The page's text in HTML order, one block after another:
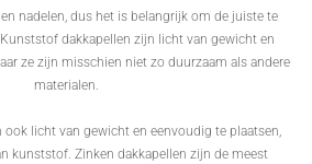
nadelen, dus het is belangrijk om de juiste te
dakkapellen zijn licht van gewicht en
ze zijn misschien niet zo duurzaam als andere
materialen.
ook licht van gewicht en eenvoudig te plaatsen,
kunststof. Zinken dakkapellen zijn de meest